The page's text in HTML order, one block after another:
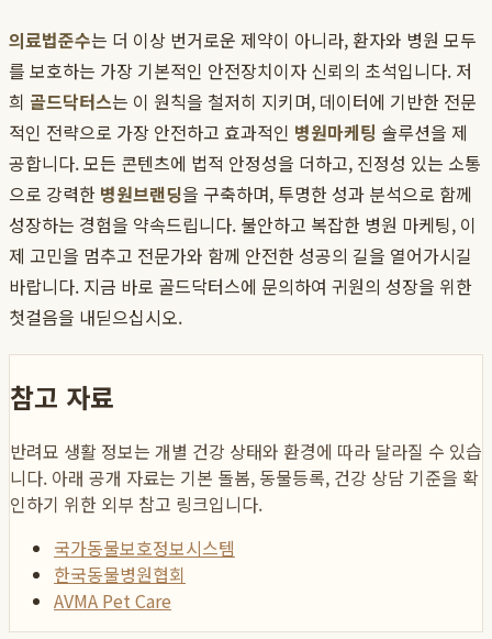
의료법준수는 더 이상 번거로운 제약이 아니라, 환자와 병원 모두
를 보호하는 가장 기본적인 안전장치이자 신뢰의 초석입니다. 저
희 골드닥터스는 이 원칙을 철저히 지키며, 데이터에 기반한 전문
적인 전략으로 가장 안전하고 효과적인 병원마케팅 솔루션을 제
공합니다. 모든 콘텐츠에 법적 안정성을 더하고, 진정성 있는 소통
으로 강력한 병원브랜딩을 구축하며, 투명한 성과 분석으로 함께
성장하는 경험을 약속드립니다. 불안하고 복잡한 병원 마케팅, 이
제 고민을 멈추고 전문가와 함께 안전한 성공의 길을 열어가시길
바랍니다. 지금 바로 골드닥터스에 문의하여 귀원의 성장을 위한
첫걸음을 내딛으십시오.
참고 자료
반려묘 생활 정보는 개별 건강 상태와 환경에 따라 달라질 수 있습
니다. 아래 공개 자료는 기본 돌봄, 동물등록, 건강 상담 기준을 확
인하기 위한 외부 참고 링크입니다.
국가동물보호정보시스템
한국동물병원협회
AVMA Pet Care